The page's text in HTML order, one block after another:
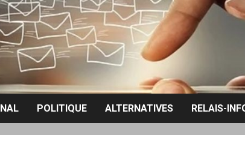
POLITIQUE ALTERNATIVES RELAIS-